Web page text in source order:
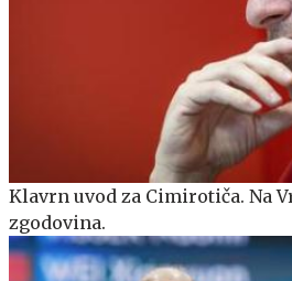
Klavrn uvod za Cimirotiča. Na
zgodovina.